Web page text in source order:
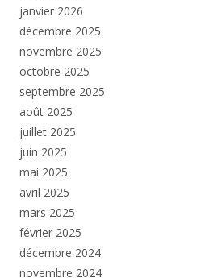
janvier 2026
décembre 2025
novembre 2025
octobre 2025
septembre 2025
août 2025
juillet 2025
juin 2025
mai 2025
avril 2025
mars 2025
février 2025
décembre 2024
novembre 2024